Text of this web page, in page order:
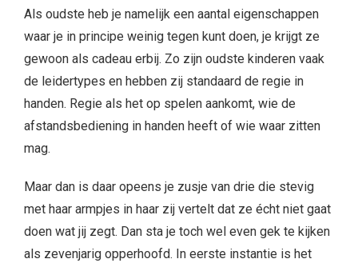
Als oudste heb je namelijk een aantal eigenschappen
waar je in principe weinig tegen kunt doen, je krijgt ze
gewoon als cadeau erbij. Zo zijn oudste kinderen vaak
de leidertypes en hebben zij standaard de regie in
handen. Regie als het op spelen aankomt, wie de
afstandsbediening in handen heeft of wie waar zitten
mag.
Maar dan is daar opeens je zusje van drie die stevig
met haar armpjes in haar zij vertelt dat ze écht niet gaat
doen wat jij zegt. Dan sta je toch wel even gek te kijken
als zevenjarig opperhoofd. In eerste instantie is het